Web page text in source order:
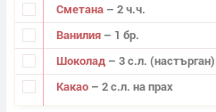
Сметана – 2 ч.ч.
Ванилия – 1 бр.
Шоколад – 3 с.л. (настърган)
Какао – 2 с.л. на прах